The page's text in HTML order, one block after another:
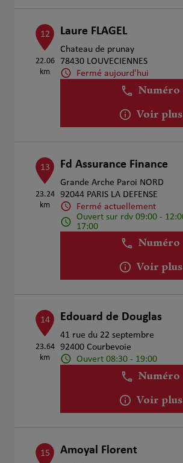
12
22.06
km
Laure FLAGEL
Chateau de prunay
78430 LOUVECIENNES
Fermé aujourd'hui
Numéro
Voir plus
13
23.24
km
Fd Assurance Finance
Grande Arche Paroi NORD
92044 PARIS LA DEFENSE
Fermé actuellement
Ouvert sur rdv 09:00 -
17:00
Numéro
Voir plus
14
23.64
km
Edouard de Douglas
41 rue du 22 septembre
92400 Courbevoie
Ouvert 08:30 - 19:00
Numéro
Voir plus
15 Amoyal Florent